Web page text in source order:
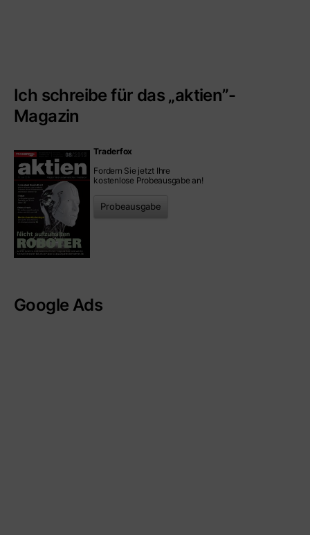
Ich schreibe für das „aktien”-
Magazin
Traderfox
Fordern Sie jetzt Ihre
kostenlose Probeausgabe an!
Probeausgabe
Google Ads